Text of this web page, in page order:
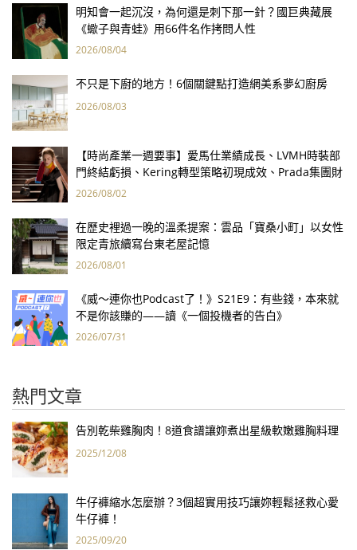
明知會一起沉沒，為何還是刺下那一針？國巨典藏展
《蠍子與青蛙》用66件名作拷問人性
2026/08/04
不只是下廚的地方！6個關鍵點打造網美系夢幻廚房
2026/08/03
【時尚產業一週要事】愛馬仕業績成長、LVMH時裝部
門終結虧損、Kering轉型策略初現成效、Prada集團財
報亮眼
2026/08/02
在歷史裡過一晚的溫柔提案：雲品「寶桑小町」以女性
限定青旅續寫台東老屋記憶
2026/08/01
《威～連你也Podcast了！》S21E9：有些錢，本來就
不是你該賺的——讀《一個投機者的告白》
2026/07/31
熱門文章
告別乾柴雞胸肉！8道食譜讓妳煮出星級軟嫩雞胸料理
2025/12/08
牛仔褲縮水怎麼辦？3個超實用技巧讓妳輕鬆拯救心愛
牛仔褲！
2025/09/20